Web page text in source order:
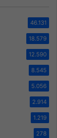
46.131
18.579
12.590
8.545
5.056
2.914
1.219
278